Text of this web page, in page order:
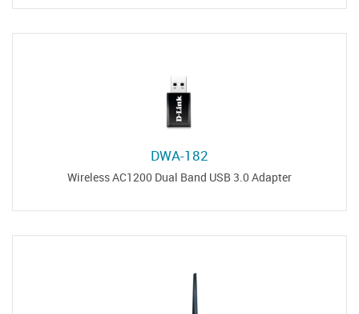
DWA-182
Wireless AC1200 Dual Band USB 3.0 Adapter